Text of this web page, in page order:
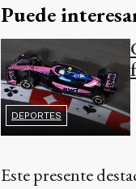
Puede
DEPORTES
Este presente